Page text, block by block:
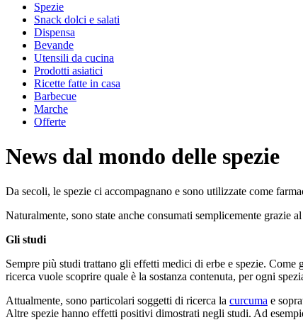
Spezie
Snack dolci e salati
Dispensa
Bevande
Utensili da cucina
Prodotti asiatici
Ricette fatte in casa
Barbecue
Marche
Offerte
News dal mondo delle spezie
Da secoli, le spezie ci accompagnano e sono utilizzate come
Naturalmente, sono state anche consumati semplicemente grazie
Gli studi
Sempre più studi trattano gli effetti medici di erbe e spezie.
ricerca vuole scoprire quale è la sostanza contenuta, per ogni
Attualmente, sono particolari soggetti di ricerca la curcuma e
Altre spezie hanno effetti positivi dimostrati negli studi. Ad